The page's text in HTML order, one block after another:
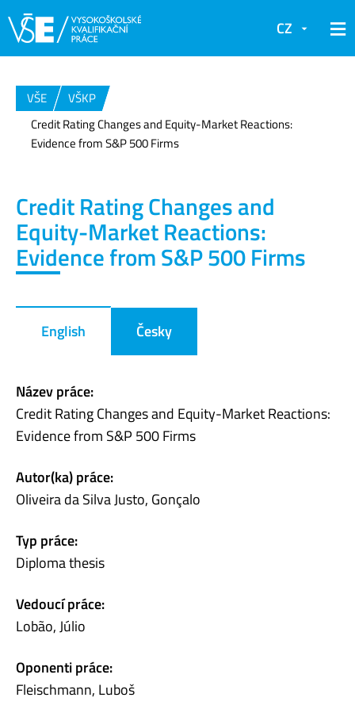
CZ
VŠE
VŠKP
Credit Rating Changes and Equity-Market Reactions:
Evidence from S&P 500 Firms
Credit Rating Changes and
Equity-Market Reactions:
Evidence from S&P 500 Firms
English Česky
Název práce:
Credit Rating Changes and Equity-Market Reactions:
Evidence from S&P 500 Firms
Autor(ka) práce:
Oliveira da Silva Justo, Gonçalo
Typ práce:
Diploma thesis
Vedoucí práce:
Lobão, Júlio
Oponenti práce:
Fleischmann, Luboš